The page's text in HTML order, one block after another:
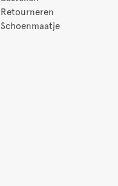
Retourneren
Schoenmaatje